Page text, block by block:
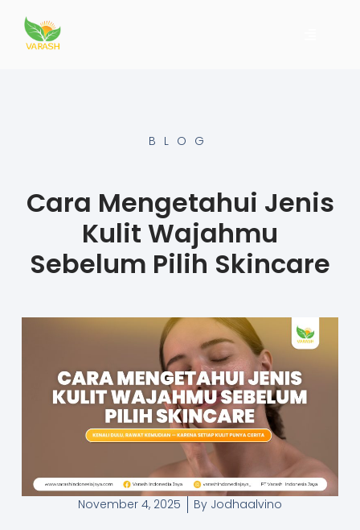
BLOG
Cara Mengetahui Jenis
Kulit Wajahmu
Sebelum Pilih Skincare
November 4, 2025 By Jodhaalvino